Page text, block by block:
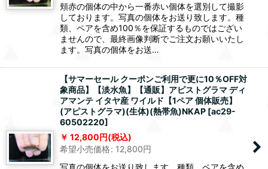
頬赤の個体の中から一番赤い個体を選別して撮影
しております。写真の個体をお送り致します。種
類、ペアを含め100％を保証するものではござい
ませんので、最終画像判断でご注文お願いいたし
ます。写真の個体をお送…
【サマーセール クーポンご利用で更に10％OFF対
象商品】【淡水魚】【通販】アピストグラマ ディ
アマンテ イタヤ産 ワイルド【1ペア 個体販売】
(アピストグラマ)(生体)(熱帯魚)NKAP [ac29-
60502220]
12,800円(税込)
希望小売価格: 12,800円
写真の個体をお送り致します。種類、ペアを含め